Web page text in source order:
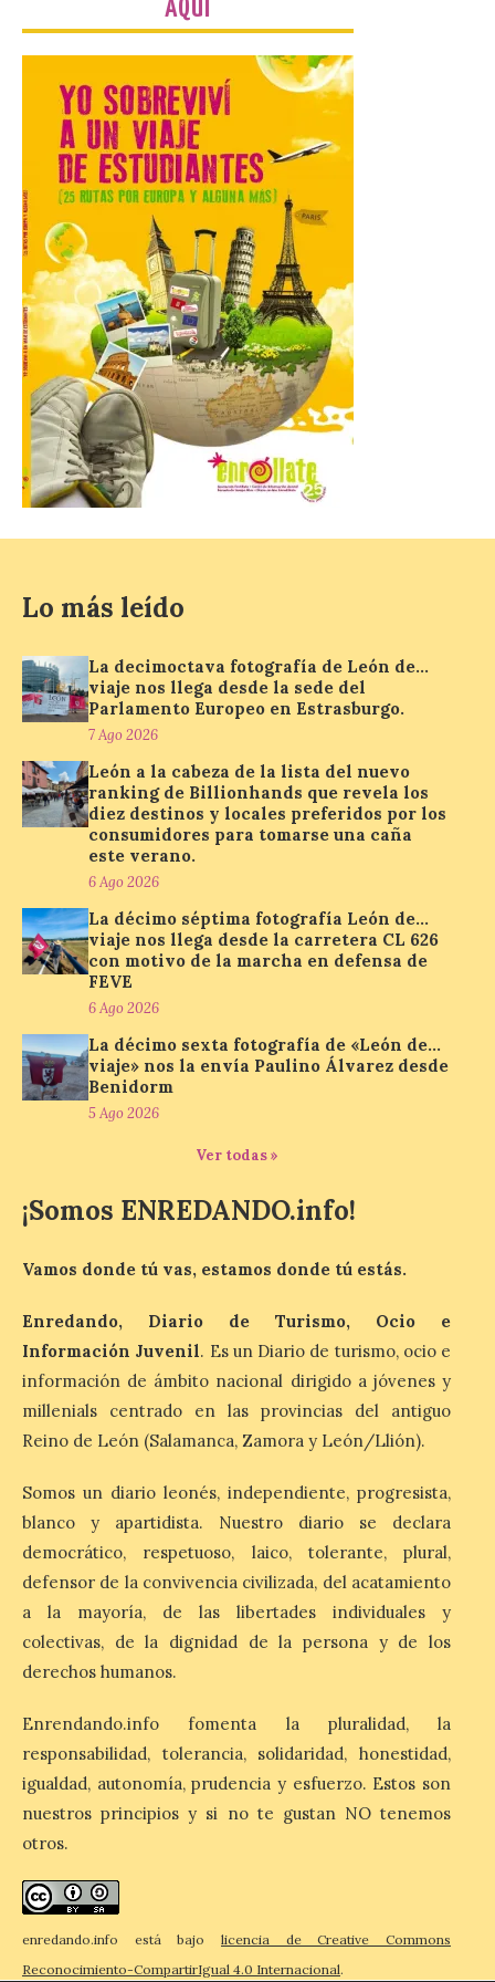
Las personas que hayan
años en 2026 pueden
solicitar esta ayuda en la
web
https://bonoculturajoven.gob.es/ hasta el
31 de octubre. Desde este año, los 400
euros del Bono pueden utilizarse tanto
para consumir productos culturales como
[…]
El Gobierno de España
lanza un visor web para
localizar y disfrutar del
eclipse solar del 12 de
agosto con seguridad
7 Ago 2026
Se trata de un visor web
que permite conocer la
así localizar el lugar ideal
obstáculos. El visor es una herramienta a
la […]
Paradores renueva su
compromiso con La Vuelta
como patrocinador oficial
7 Ago 2026
La cadena hotelera pública
volverá a estar presente
en la zona de descanso
junto al control de firmas
y, como novedad, en el
Leaders Lounge, dos espacios exclusivos
para los ciclistas. El recorrido de La
Vuelta discurrirá junto a 17 […]
Última llamada: Eclipse
total del 12 de agosto.
Dónde alojarse y a qué
económica (116€/noche),
pero también una de las
de alojamientos libres.
Zamora, Palencia y Álava son las
provincias con menos margen: apenas un
1% de los alojamientos siguen libres para
El eclipse genera un boom
de reservas hoteleras y
precios desorbitados,
según SiteMinder
7 Ago 2026
Asturias lidera el impacto
del fenómeno, con el
reservas, precios y
antelación de compra. El
auge de la demanda redefine la
estancias más breves en torno al evento.
Madrid, 7 agosto de […]
AQUÍ
Lo más leído
La decimoctava fotografía de León de…
viaje nos llega desde la sede del
Parlamento Europeo en Estrasburgo.
7 Ago 2026
León a la cabeza de la lista del nuevo
ranking de Billionhands que revela los
diez destinos y locales preferidos por los
consumidores para tomarse una caña
este verano.
6 Ago 2026
La décimo séptima fotografía León de…
viaje nos llega desde la carretera CL 626
con motivo de la marcha en defensa de
FEVE
6 Ago 2026
La décimo sexta fotografía de «León de…
viaje» nos la envía Paulino Álvarez desde
Benidorm
5 Ago 2026
Ver todas »
¡Somos ENREDANDO.info!
Vamos donde tú vas, estamos donde tú estás.
Enredando, Diario de Turismo, Ocio e
Información Juvenil. Es un Diario de turismo, ocio e
información de ámbito nacional dirigido a jóvenes y
millenials centrado en las provincias del antiguo
Reino de León (Salamanca, Zamora y León/Llión).
Somos un diario leonés, independiente, progresista,
blanco y apartidista. Nuestro diario se declara
democrático, respetuoso, laico, tolerante, plural,
defensor de la convivencia civilizada, del acatamiento
a la mayoría, de las libertades individuales y
colectivas, de la dignidad de la persona y de los
derechos humanos.
Enrendando.info fomenta la pluralidad, la
responsabilidad, tolerancia, solidaridad, honestidad,
igualdad, autonomía, prudencia y esfuerzo. Estos son
nuestros principios y si no te gustan NO tenemos
otros.
enredando.info está bajo licencia de Creative Commons
Reconocimiento-CompartirIgual 4.0 Internacional.